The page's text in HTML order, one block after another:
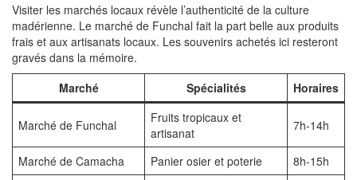
Visiter les marchés locaux révèle l’authenticité de la culture
madérienne. Le marché de Funchal fait la part belle aux produits
frais et aux artisanats locaux. Les souvenirs achetés ici resteront
gravés dans la mémoire.
Marché
Spécialités Horaires
Marché de Funchal
Fruits tropicaux et
artisanat
7h-14h
Marché de Camacha Panier osier et poterie
8h-15h